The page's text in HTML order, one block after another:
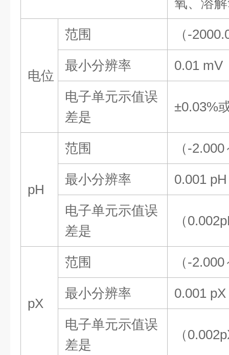
氧、溶
电位
范围 （-
最小分辨率 0.01 mV
电子单元示值误
差是
±0.03%
pH
范围 （-2.000
最小分辨率 0.001 pH
电子单元示值误
差是
（
pX
范围 （-2.000
最小分辨率 0.001 pX
电子单元示值误
差是
（